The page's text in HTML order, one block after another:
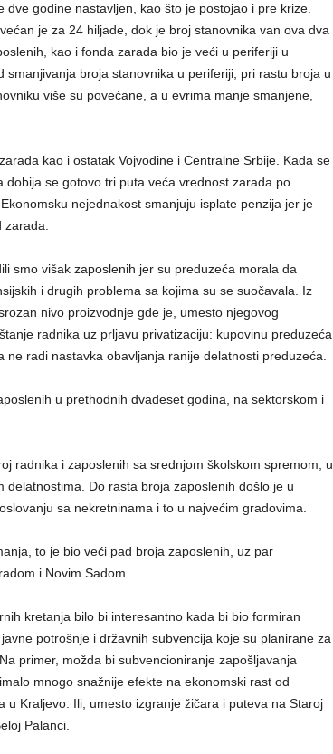
godine nastavljen, kao što je postojao i pre krize.
je za 24 hiljade, dok je broj stanovnika van ova dva
kao i fonda zarada bio je veći u periferiji u
smanjivanja broja stanovnika u periferiji, pri rastu broja u
više su povećane, a u evrima manje smanjene,
kao i ostatak Vojvodine i Centralne Srbije. Kada se
se gotovo tri puta veća vrednost zarada po
nejednakost smanjuju isplate penzija jer je
smo višak zaposlenih jer su preduzeća morala da
i drugih problema sa kojima su se suočavala. Iz
nivo proizvodnje gde je, umesto njegovog
radnika uz prljavu privatizaciju: kupovinu preduzeća
radi nastavka obavljanja ranije delatnosti preduzeća.
u prethodnih dvadeset godina, na sektorskom i
radnika i zaposlenih sa srednjom školskom spremom, u
Do rasta broja zaposlenih došlo je u
sa nekretninama i to u najvećim gradovima.
to je bio veći pad broja zaposlenih, uz par
i Novim Sadom.
kretanja bilo bi interesantno kada bi bio formiran
potrošnje i državnih subvencija koje su planirane za
primer, možda bi subvencioniranje zapošljavanja
mnogo snažnije efekte na ekonomski rast od
u Kraljevo. Ili, umesto izgranje žičara i puteva na Staroj
Palanci.